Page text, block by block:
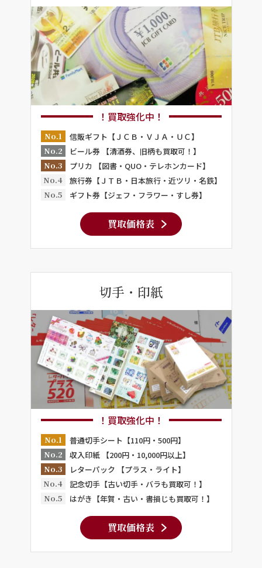
！買取強化中！
No.1
信販ギフト【ＪＣＢ・ＶＪＡ・ＵＣ】
No.2
ビール券 【清酒券、旧柄も買取可！】
No.3
プリカ 【図書・QUO・テレホンカード】
No.4
旅行券【ＪＴＢ・日本旅行・近ツリ・名鉄】
No.5
ギフト券【ジェフ・フラワー・すし券】
買取価格表
切手・印紙
！買取強化中！
No.1
普通切手シート【110円・500円】
No.2
収入印紙 【200円・10,000円以上】
No.3
レターパック 【プラス・ライト】
No.4
記念切手【古い切手・バラも買取可！】
No.5
はがき【年賀・古い・書損じも買取可！】
買取価格表